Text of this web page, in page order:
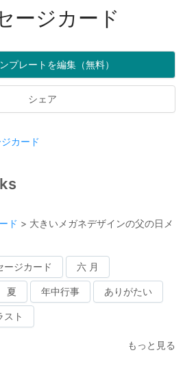
ージカード
プレートを編集（無料）
シェア
カード
ド > 大きいメガネデザインの父の日メ
ージカード 六 月
夏 年中行事 ありがたい
スト
もっと見る